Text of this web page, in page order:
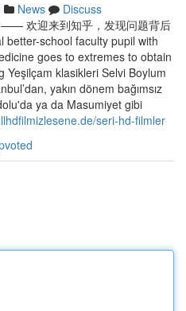
News
Discuss
欢迎来到知乎，发现问题背后
better-school faculty pupil with
goes to extremes to obtain
klasikleri Selvi Boylum
yakın dönem bağımsız
ya da Masumiyet gibi
seri-hd-filmler